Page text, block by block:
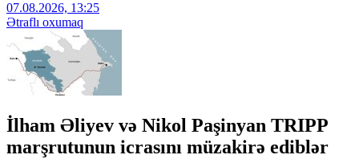
07.08.2026, 13:25
Ətraflı oxumaq
İlham Əliyev və Nikol Paşinyan TRIPP
marşrutunun icrasını müzakirə ediblər